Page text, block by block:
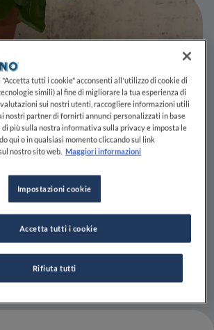
"Accetta tutti i cookie" acconsenti all'utilizzo di cookie di
simili) al fine di migliorare la tua esperienza di
sui nostri utenti, raccogliere informazioni utili
nostri partner di fornirti annunci personalizzati in base
di più sulla nostra informativa sulla privacy e imposta le
qui o in qualsiasi momento cliccando sul link
nostro sito web. Maggiori informazioni
Impostazioni cookie
Rifiuta tutti
Accetta tutti i cookie